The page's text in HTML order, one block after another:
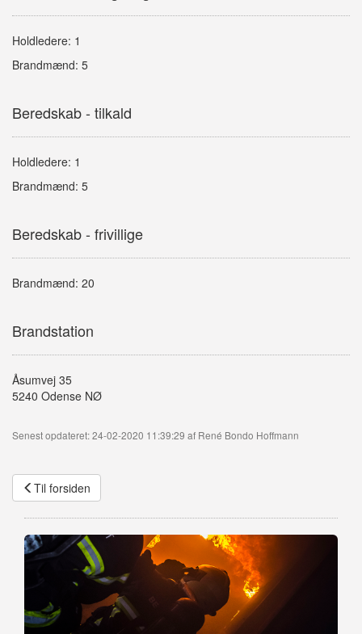
Holdledere: 1
Brandmænd: 5
Beredskab - tilkald
Holdledere: 1
Brandmænd: 5
Beredskab - frivillige
Brandmænd: 20
Brandstation
Åsumvej 35
5240 Odense NØ
Senest opdateret: 24-02-2020 11:39:29 af René Bondo Hoffmann
Til forsiden